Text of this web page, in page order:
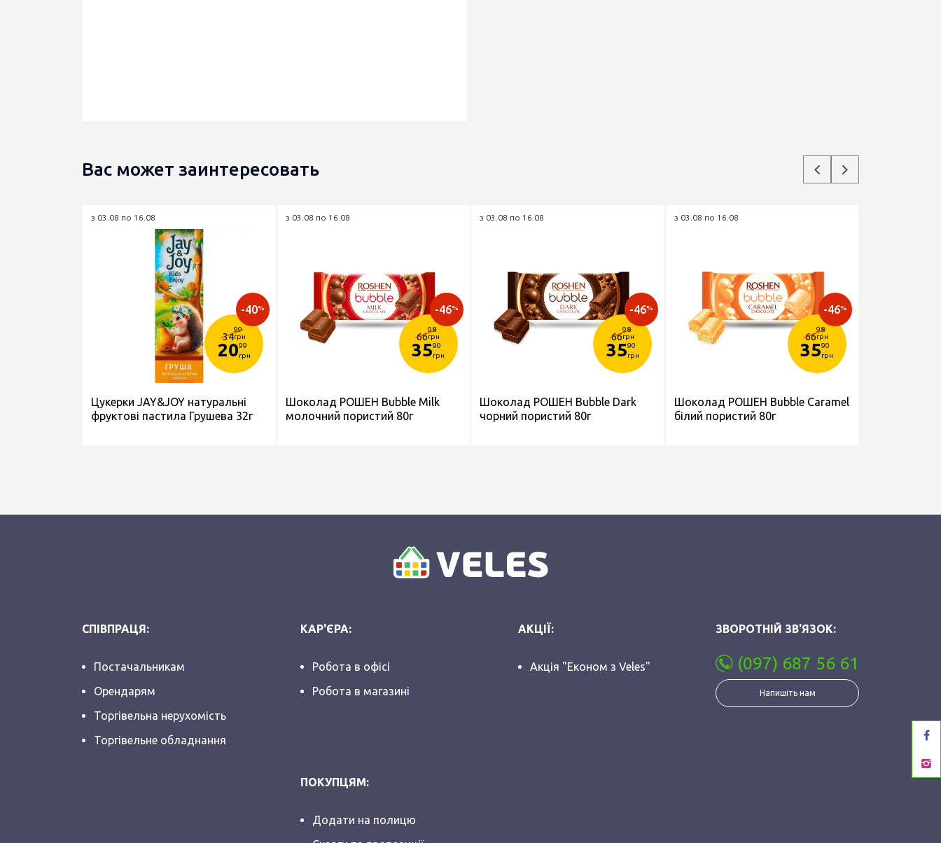
Вас может заинтересовать
з 03.08 по 16.08
34
99
грн
2099
грн
-40%
Цукерки JAY&JOY натуральні
фруктові пастила Грушева 32г
з 03.08 по 16.08
66
98
грн
3590
грн
-46%
Шоколад РОШЕН Bubble Milk
молочний пористий 80г
з 03.08 по 16.08
66
98
грн
3590
грн
-46%
Шоколад РОШЕН Bubble Dark
чорний пористий 80г
з 03.08 по 16.08
66
98
грн
3590
грн
-46%
Шоколад РОШЕН Bubble Caramel
білий пористий 80г
СПІВПРАЦЯ:
Постачальникам
Орендарям
Торгівельна нерухомість
Торгівельне обладнання
КАР'ЄРА:
Робота в офісі
Робота в магазині
АКЦІЇ:
Акція "Економ з Veles"
ПОКУПЦЯМ:
Додати на полицю
ЗВОРОТНІЙ ЗВ'ЯЗОК:
(097) 687 56 61
Напишіть нам